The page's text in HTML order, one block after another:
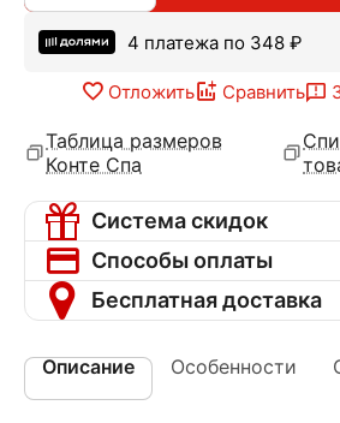
4 платежа по 348 ₽
Отложить Сравнить
Таблица размеров
Конте Спа
Система скидок
Способы оплаты
Бесплатная доставка
Описание Особенности